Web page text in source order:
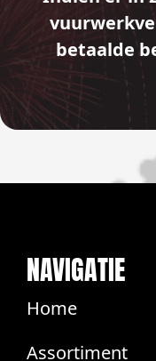
betaalde
NAVIGATIE
Home
Assortiment